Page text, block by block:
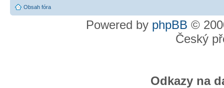
Obsah fóra
Powered by phpBB ©
Český
Odkazy na